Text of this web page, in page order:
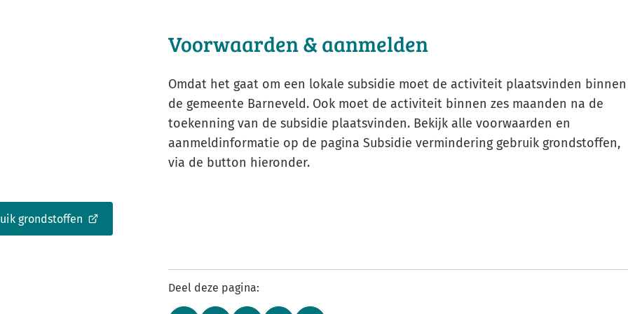
Voorwaarden & aanmelden
Omdat het gaat om een lokale subsidie moet de activiteit plaatsvinden binnen
de gemeente Barneveld. Ook moet de activiteit binnen zes maanden na de
toekenning van de subsidie plaatsvinden. Bekijk alle voorwaarden en
aanmeldinformatie op de pagina Subsidie vermindering gebruik grondstoffen,
via de button hieronder.
grondstoffen
Deel deze pagina: